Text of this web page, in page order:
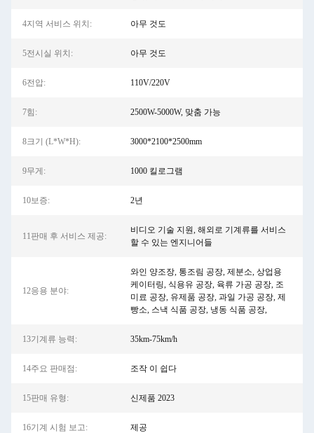
4지역 서비스 위치: 아무 것도
5전시실 위치: 아무 것도
6전압: 110V/220V
7힘: 2500W-5000W, 맞춤 가능
8크기 (L*W*H): 3000*2100*2500mm
9무게: 1000 킬로그램
10보증: 2년
11판매 후 서비스 제공:
비디오 기술 지원, 해외로 기계류를 서비스
할 수 있는 엔지니어들
12응용 분야:
와인 양조장, 통조림 공장, 제분소, 상업용
케이터링, 식용유 공장, 육류 가공 공장, 조
미료 공장, 유제품 공장, 과일 가공 공장, 제
빵소, 스낵 식품 공장, 냉동 식품 공장,
13기계류 능력: 35km-75km/h
14주요 판매점: 조작 이 쉽다
15판매 유형: 신제품 2023
16기계 시험 보고: 제공